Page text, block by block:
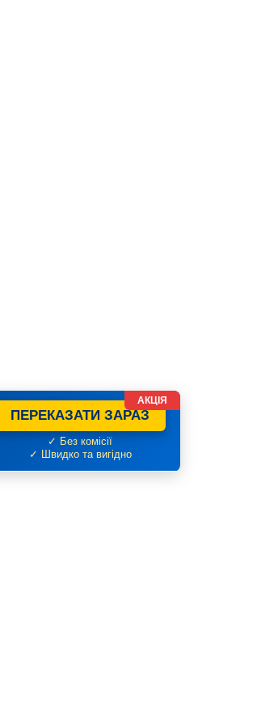
ПЕРЕКАЗАТИ ЗАРАЗ
✓ Без комісії
✓ Швидко та вигідно
АКЦІЯ